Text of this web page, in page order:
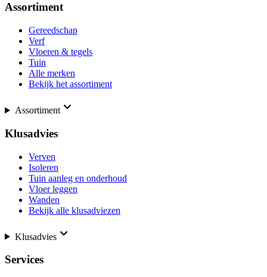
Assortiment
Gereedschap
Verf
Vloeren & tegels
Tuin
Alle merken
Bekijk het assortiment
Assortiment
Klusadvies
Verven
Isoleren
Tuin aanleg en onderhoud
Vloer leggen
Wanden
Bekijk alle klusadviezen
Klusadvies
Services